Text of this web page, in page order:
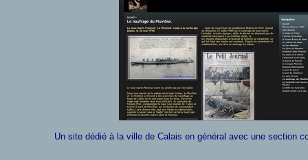
Un site dédié à la ville de Calais en général avec une section